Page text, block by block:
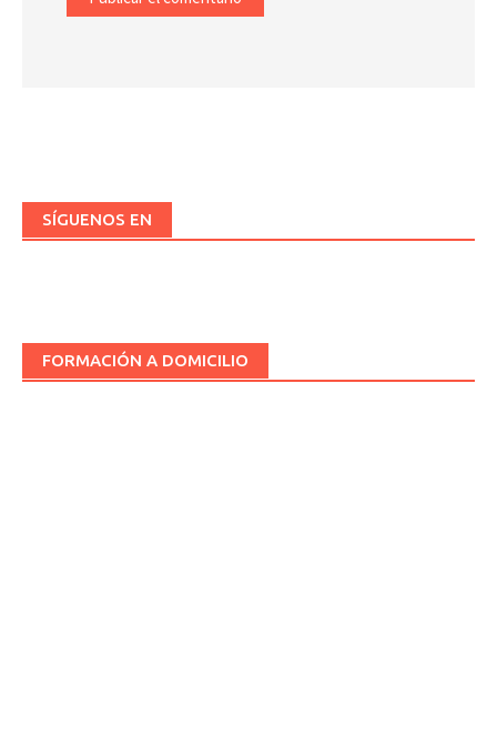
SÍGUENOS EN
FORMACIÓN A DOMICILIO